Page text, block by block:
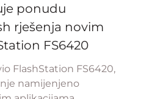
ponudu
rješenja novim
FS6420
FlashStation FS6420,
namijenjeno